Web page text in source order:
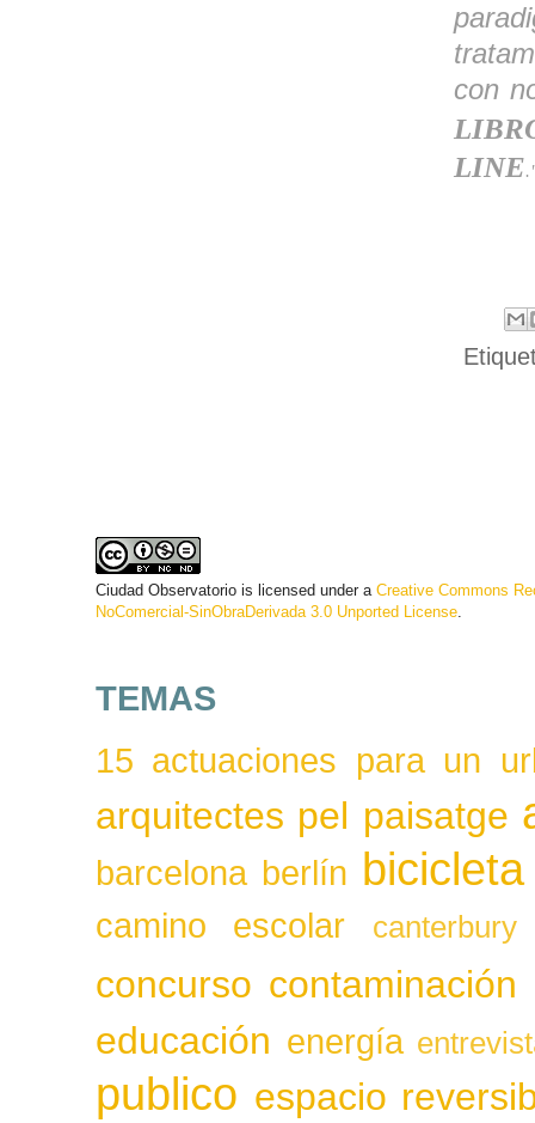
con
LINE
Ciudad Observatorio is licensed under a Creative Commons
NoComercial-SinObraDerivada 3.0 Unported License.
TEMAS
15 actuaciones para un
arquitectes pel paisatge
barcelona berlín bicicleta
camino escolar canterbury
concurso contaminación
educación energía
publico espacio